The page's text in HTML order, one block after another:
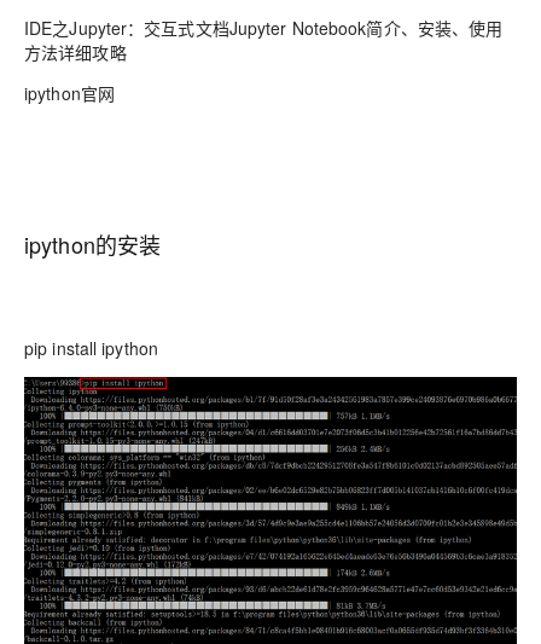
IDE之Jupyter：交互式文档Jupyter Notebook简介、安装、使用
方法详细攻略
ipython官网
ipython的安装
pip install ipython